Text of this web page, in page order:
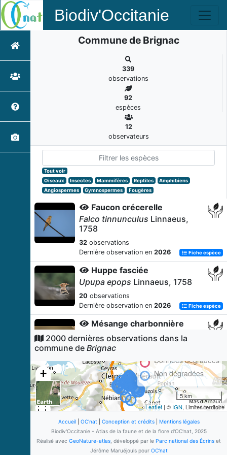
Biodiv'Occitanie
Commune de Brignac
339
observations
92
espèces
12
observateurs
Tout voir
Oiseaux
Insectes Mammifères Reptiles
Amphibiens
Angiospermes
Gymnospermes Fougères
Faucon crécerelle
Falco tinnunculus Linnaeus,
1758
32 observations
Dernière observation en 2026 Fiche espèce
Huppe fasciée
Upupa epops Linnaeus, 1758
20 observations
Dernière observation en 2026 Fiche espèce
Mésange charbonnière
Parus majorLinnaeus, 1758
16 observations
Rossignol philomèle
Luscinia megarhynchosC. L.
Brehm, 1831
16observations
Dernière observation en2026 Fiche espèce
Fauvette à tête noire
Sylvia atricapilla(Linnaeus,
2000 dernières observations dans la
commune de Brignac
+
Données dégradées
Non dégradées
5 km
Leaflet | © IGN, Limites territoire
Accueil| OC'nat| Conception et crédits| Mentions légales
Biodiv'Occitanie - Atlas de la faune et de la flore d'OC'nat, 2025
Réalisé avec GeoNature-atlas , développé par le Parc national des Écrins et
Jérôme Maruéjouls pour OC'nat